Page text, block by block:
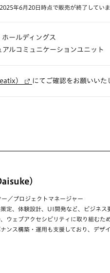
年6月20日時点で販売が終了していま
ールディングス
ルコミュニケーションユニット
） にてご確認をお願いいた
）
／プロジェクトマネージャー
定、体験設計、UI開発など、ビジネス
ウェブアクセシビリティに取り組むた
ンス構築・運用も支援しており、デザ